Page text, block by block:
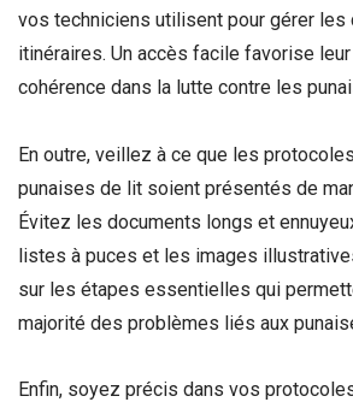
vos techniciens utilisent pour gérer les
itinéraires. Un accès facile favorise
cohérence dans la lutte contre les
En outre, veillez à ce que les
punaises de lit soient présentés de
Évitez les documents longs et
listes à puces et les images
sur les étapes essentielles qui
majorité des problèmes liés aux
Enfin, soyez précis dans vos